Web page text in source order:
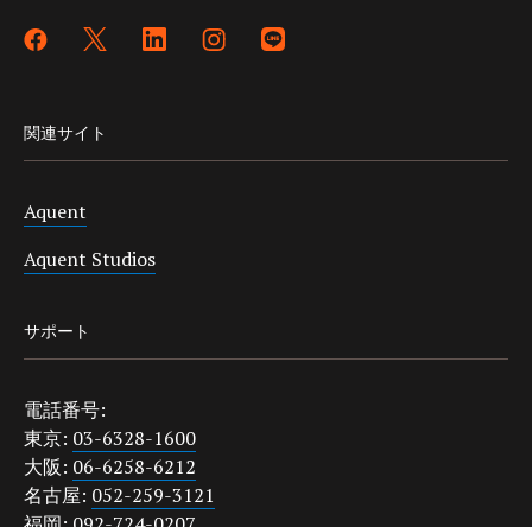
関連サイト
Aquent
Aquent Studios
サポート
電話番号:
東京: 03-6328-1600
大阪: 06-6258-6212
名古屋: 052-259-3121